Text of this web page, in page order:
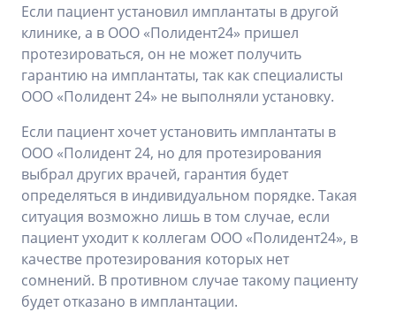
Если пациент установил имплантаты в другой
клинике, а в ООО «Полидент24» пришел
протезироваться, он не может получить
гарантию на имплантаты, так как специалисты
ООО «Полидент 24» не выполняли установку.
Если пациент хочет установить имплантаты в
ООО «Полидент 24, но для протезирования
выбрал других врачей, гарантия будет
определяться в индивидуальном порядке. Такая
ситуация возможно лишь в том случае, если
пациент уходит к коллегам ООО «Полидент24», в
качестве протезирования которых нет
сомнений. В противном случае такому пациенту
будет отказано в имплантации.